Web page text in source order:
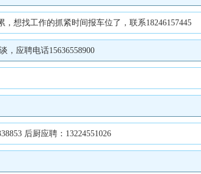
想找工作的抓紧时间报车位了，联系18246157445
，应聘电话15636558900
后厨应聘：13224551026